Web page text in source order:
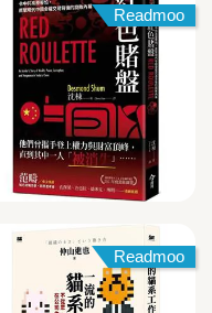
Readmoo
Readmoo